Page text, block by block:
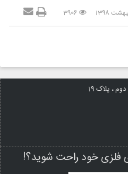
3906
، پلاک 19
فلزی خود راحت شوید؟!